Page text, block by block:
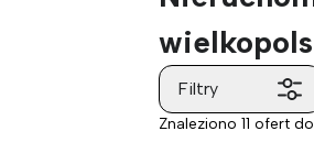
Filtry
Znaleziono 11 ofert